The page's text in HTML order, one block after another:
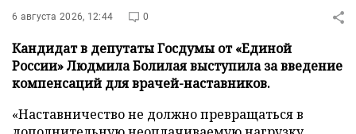
6 августа 2026, 12:44 0
Кандидат в депутаты Госдумы от «Единой
России» Людмила Болилая выступила за введение
компенсаций для врачей-наставников.
«Наставничество не должно превращаться в